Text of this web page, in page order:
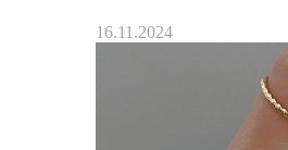
16.11.2024